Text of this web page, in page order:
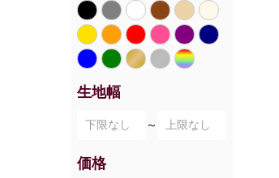
生地幅
～
価格